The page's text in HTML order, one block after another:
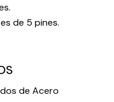
de 5 pines.
de Acero